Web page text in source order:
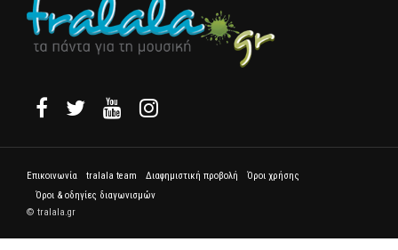
Επικοινωνία tralala team Διαφημιστική προβολή
Όροι χρήσης
Όροι & οδηγίες διαγωνισμών
© tralala.gr